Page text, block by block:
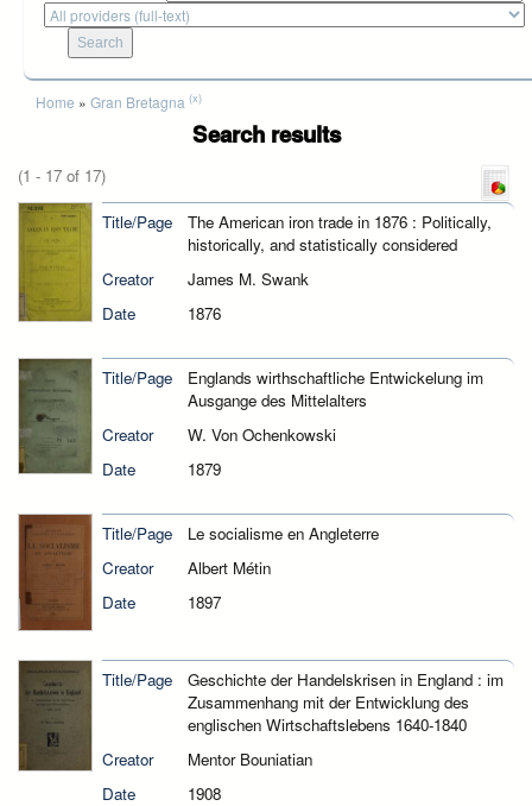
You are here
Home » Gran Bretagna (x)
Search results
(1 - 17 of 17)
Title/Page
The American iron trade in 1876 : Politically,
historically, and statistically considered
Creator
James M. Swank
Date
1876
Title/Page
Englands wirthschaftliche Entwickelung im
Ausgange des Mittelalters
Creator
W. Von Ochenkowski
Date
1879
Title/Page
Le socialisme en Angleterre
Creator
Albert Métin
Date
1897
Title/Page
Geschichte der Handelskrisen in England : im
Zusammenhang mit der Entwicklung des
englischen Wirtschaftslebens 1640-1840
Creator
Mentor Bouniatian
Date
1908